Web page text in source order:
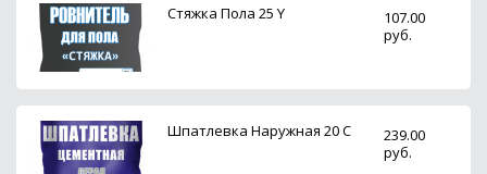
Стяжка Пола 25 Y
107.00
руб.
Шпатлевка Наружная 20 С
239.00
руб.